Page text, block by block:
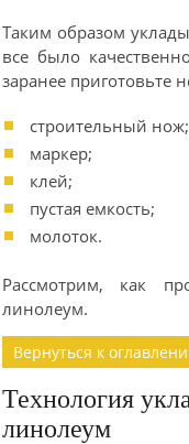
Таким образом
все было
заранее приготовьте
строительный нож;
маркер;
клей;
пустая емкость;
молоток.
Рассмотрим, как
линолеум.
Вернуться к
Технология
линолеум